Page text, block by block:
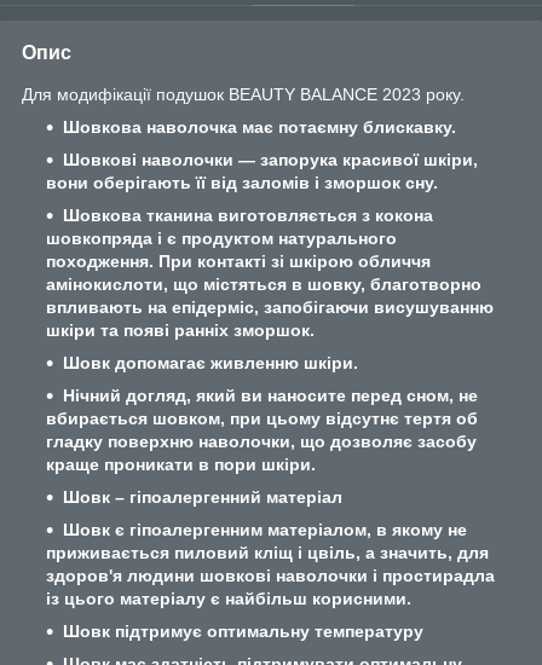
Опис
Для модифікації подушок BEAUTY BALANCE 2023 року.
Шовкова наволочка має потаємну блискавку.
Шовкові наволочки — запорука красивої шкіри,
вони оберігають її від заломів і зморшок сну.
Шовкова тканина виготовляється з кокона
шовкопряда і є продуктом натурального
походження. При контакті зі шкірою обличчя
амінокислоти, що містяться в шовку, благотворно
впливають на епідерміс, запобігаючи висушуванню
шкіри та появі ранніх зморшок.
Шовк допомагає живленню шкіри.
Нічний догляд, який ви наносите перед сном, не
вбирається шовком, при цьому відсутнє тертя об
гладку поверхню наволочки, що дозволяє засобу
краще проникати в пори шкіри.
Шовк – гіпоалергенний матеріал
Шовк є гіпоалергенним матеріалом, в якому не
приживається пиловий кліщ і цвіль, а значить, для
здоров'я людини шовкові наволочки і простирадла
із цього матеріалу є найбільш корисними.
Шовк підтримує оптимальну температуру